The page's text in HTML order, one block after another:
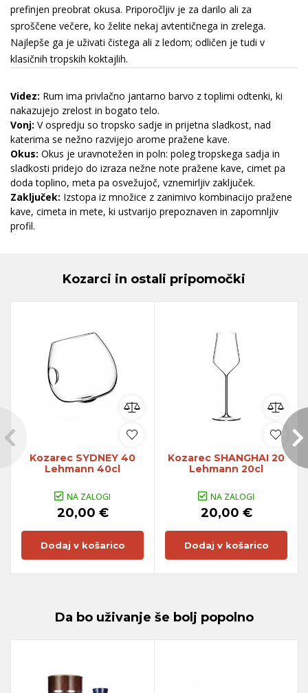
prefinjen preobrat okusa. Priporočljiv je za darilo ali za
sproščene večere, ko želite nekaj avtentičnega in zrelega.
Najlepše ga je uživati čistega ali z ledom; odličen je tudi v
klasičnih tropskih koktajlih.
Videz: Rum ima privlačno jantarno barvo z toplimi odtenki, ki
nakazujejo zrelost in bogato telo.
Vonj: V ospredju so tropsko sadje in prijetna sladkost, nad
katerima se nežno razvijejo arome pražene kave.
Okus: Okus je uravnotežen in poln: poleg tropskega sadja in
sladkosti pridejo do izraza nežne note pražene kave, cimet pa
doda toplino, meta pa osvežujoč, vznemirljiv zaključek.
Zaključek: Izstopa iz množice z zanimivo kombinacijo pražene
kave, cimeta in mete, ki ustvarijo prepoznaven in zapomnljiv
profil.
Kozarci in ostali pripomočki
Kozarec SYDNEY 40
Lehmann 40cl
NA ZALOGI
20,00 €
Dodaj v košarico
Kozarec SHANGHAI 20
Lehmann 20cl
NA ZALOGI
20,00 €
Dodaj v košarico
Da bo uživanje še bolj popolno